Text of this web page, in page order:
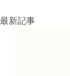
最新記事